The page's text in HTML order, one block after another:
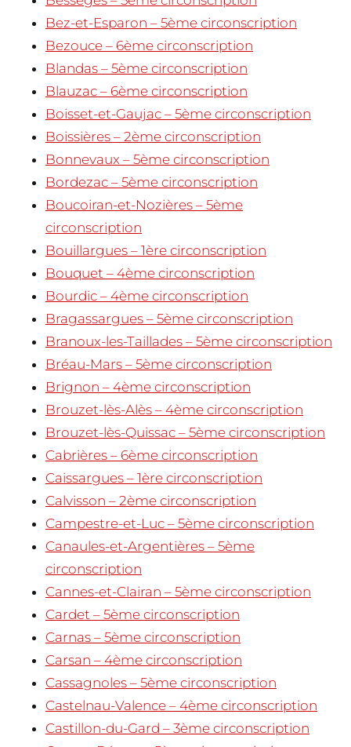
Bez-et-Esparon – 5ème circonscription
Bezouce – 6ème circonscription
Blandas – 5ème circonscription
Blauzac – 6ème circonscription
Boisset-et-Gaujac – 5ème circonscription
Boissières – 2ème circonscription
Bonnevaux – 5ème circonscription
Bordezac – 5ème circonscription
Boucoiran-et-Nozières – 5ème
circonscription
Bouillargues – 1ère circonscription
Bouquet – 4ème circonscription
Bourdic – 4ème circonscription
Bragassargues – 5ème circonscription
Branoux-les-Taillades – 5ème circonscription
Bréau-Mars – 5ème circonscription
Brignon – 4ème circonscription
Brouzet-lès-Alès – 4ème circonscription
Brouzet-lès-Quissac – 5ème circonscription
Cabrières – 6ème circonscription
Caissargues – 1ère circonscription
Calvisson – 2ème circonscription
Campestre-et-Luc – 5ème circonscription
Canaules-et-Argentières – 5ème
circonscription
Cannes-et-Clairan – 5ème circonscription
Cardet – 5ème circonscription
Carnas – 5ème circonscription
Carsan – 4ème circonscription
Cassagnoles – 5ème circonscription
Castelnau-Valence – 4ème circonscription
Castillon-du-Gard – 3ème circonscription